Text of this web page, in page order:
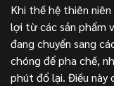
Khi thế hệ thiên
lợi từ các sản phẩm
đang chuyển sang
chóng để pha chế,
phút đổ lại. Điều này